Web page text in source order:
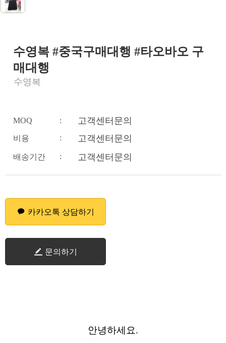
수영복 #중국구매대행 #타오바오 구
매대행
수영복
MOQ : 고객센터문의
비용 : 고객센터문의
배송기간 : 고객센터문의
카카오톡 상담하기
문의하기
안녕하세요.